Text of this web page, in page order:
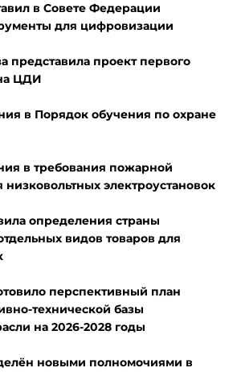
в Совете Федерации
для цифровизации
представила проект первого
ЦДИ
в Порядок обучения по охране
в требования пожарной
низковольтных электроустановок
определения страны
видов товаров для
перспективный план
технической базы
на 2026-2028 годы
новыми полномочиями в